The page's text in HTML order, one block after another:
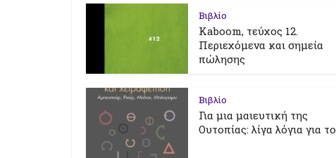
Βιβλίο
Kaboom, τεύχος 12.
Περιεχόμενα και σημεία
πώλησης
Βιβλίο
Για μια μαιευτική της
Ουτοπίας: λίγα λόγια για το